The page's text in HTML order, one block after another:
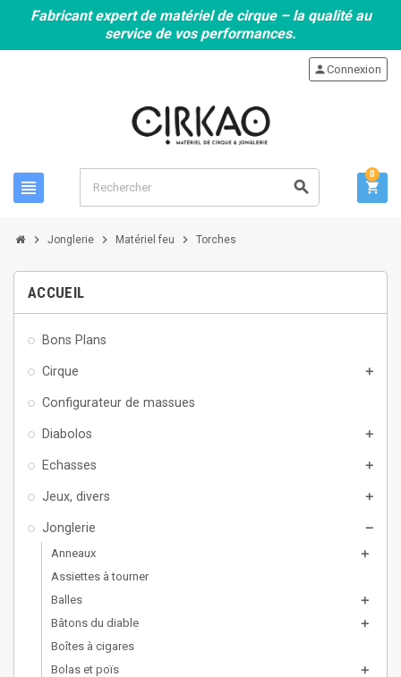
Fabricant expert de matériel de cirque – la qualité au
service de vos performances.
view_headline search
personConnexion
shopping_cart
0
chevron_right Jonglerie chevron_right Matériel feu chevron_right Torches
ACCUEIL
Bons Plans
Cirque add
Configurateur de massues
Diabolos add
Echasses add
Jeux, divers add
Jonglerie remove
Anneaux add
Assiettes à tourner
Balles
add
Bâtons du diable add
Boîtes à cigares
Bolas et poïs
add